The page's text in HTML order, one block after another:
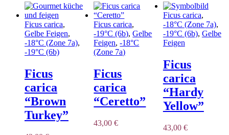
Ficus carica,
Gelbe Feigen,
-18°C (Zone 7a),
-19°C (6b)
Ficus
carica
“Brown
Turkey”
Ficus carica,
-19°C (6b),Gelbe
Feigen,-18°C
(Zone 7a)
Ficus
carica
“Ceretto”
43,00€
Ficus carica,
-18°C (Zone 7a),
-19°C (6b), Gelbe
Feigen
Ficus
carica
“Hardy
Yellow”
43,00 €